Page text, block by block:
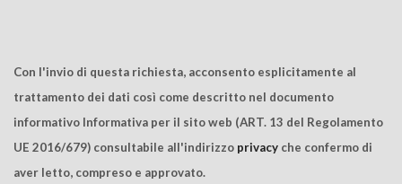
Con l'invio di questa richiesta, acconsento esplicitamente al
trattamento dei dati così come descritto nel documento
informativo Informativa per il sito web (ART. 13 del Regolamento
UE 2016/679) consultabile all'indirizzo privacy che confermo di
aver letto, compreso e approvato.